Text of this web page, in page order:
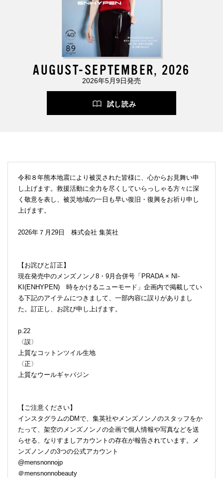
AUGUST-SEPTEMBER, 2026
2026年5月9日発売
試し読み
令和８年熊本地震により被災された皆様に、心からお見舞い申
し上げます。救援活動に全力を尽くしていらっしゃる方々に深
く敬意を表し、被災地域の一日も早い復旧・復興をお祈り申し
上げます。
2026年７月29日 株式会社 集英社
【お詫びと訂正】
現在発売中のメンズノンノ8・9月合併号「PRADA × NI-
KI(ENHYPEN) 時をかけるニューモード」企画内で掲載してい
る下記のアイテムにつきまして、一部内容に誤りがありまし
た。訂正し、お詫び申し上げます。
p.22
〈誤〉
上質なコットンツイル生地
〈正〉
上質なウールギャバジン
【ご注意ください】
インスタグラムのDMで、集英社やメンズノンノのスタッフをか
たって、架空のメンズノンノの企画で個人情報や写真などを送
らせる、なりすましアカウントの存在が報告されています。メ
ンズノンノの3つの公式アカウント
@mensnonnojp
＠mensnonnobeauty